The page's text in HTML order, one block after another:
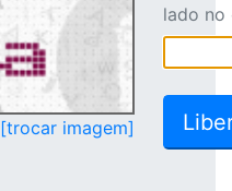
[trocar imagem]
lado no